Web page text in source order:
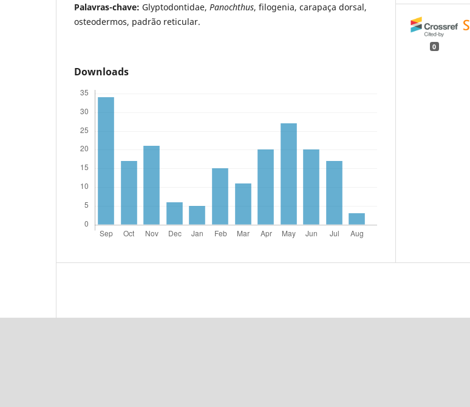
Palavras-chave: Glyptodontidae, Panochthus, filogenia, carapaça dorsal,
osteodermos, padrão reticular.
Downloads
0